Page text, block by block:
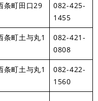
条町田口29
082-425-
1455
条町土与丸1
082-421-
0808
条町土与丸1
082-422-
1560